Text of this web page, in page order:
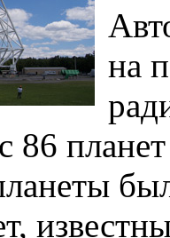
на
86